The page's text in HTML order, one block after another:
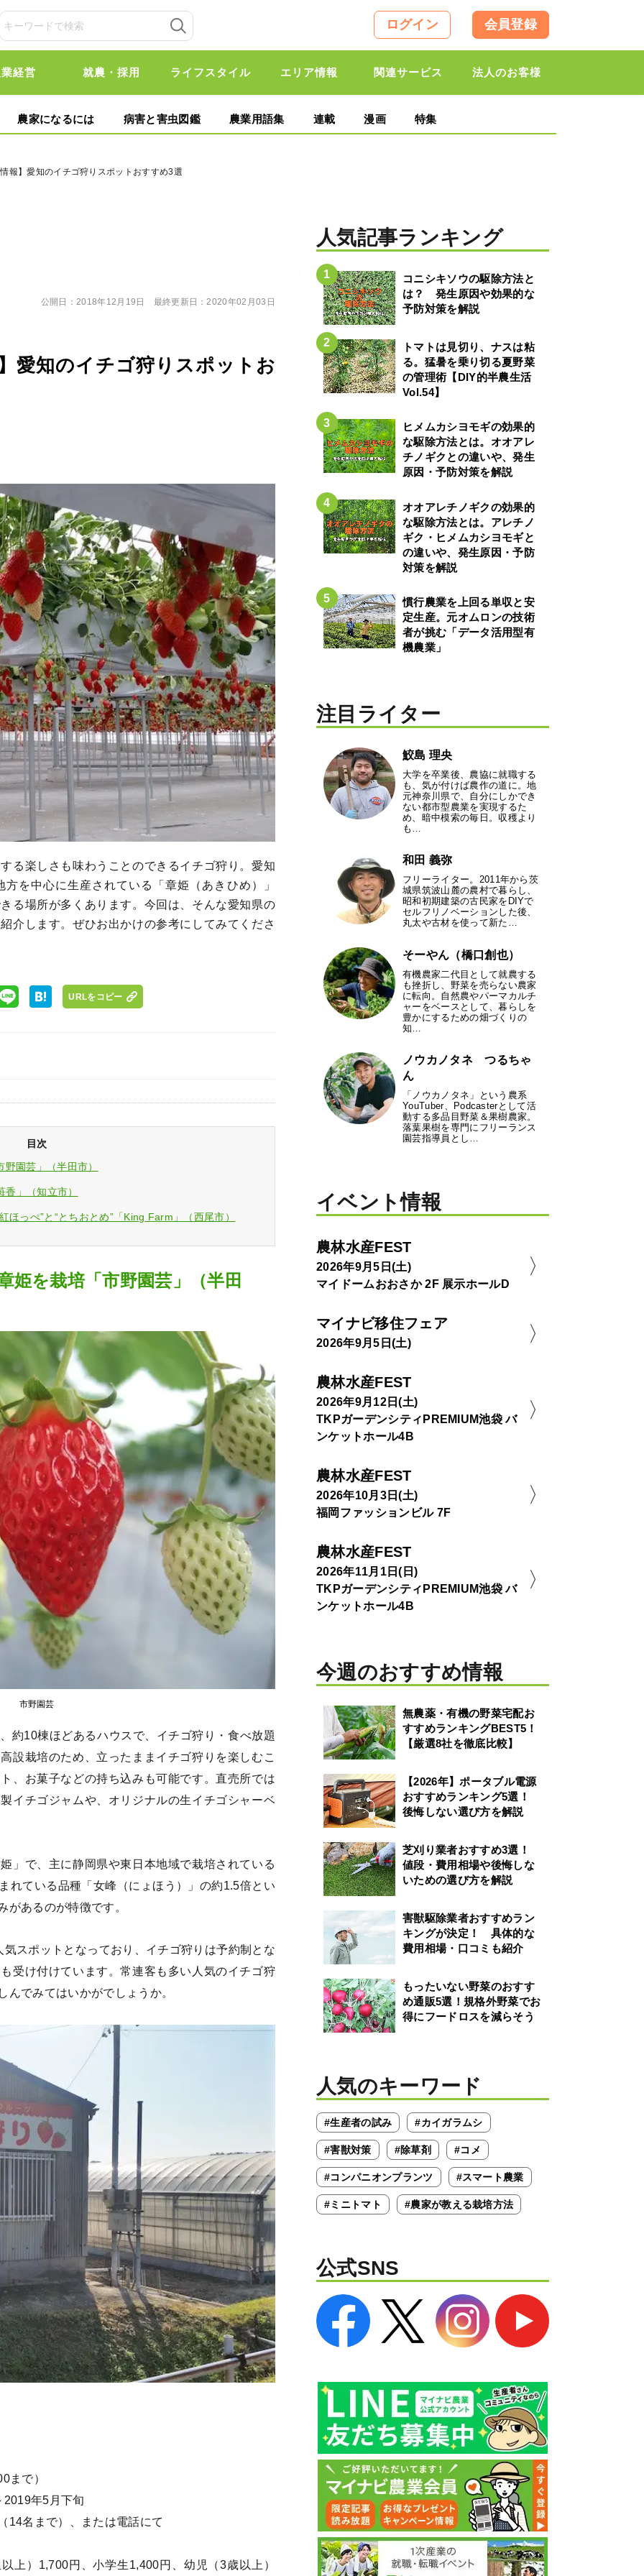
ログイン 会員登録
経営 就農・採用 ライフスタイル エリア情報 関連サービス 法人のお客様
農家になるには 病害と害虫図鑑 農業用語集 連載 漫画 特集
報】愛知のイチゴ狩りスポットおすすめ3選
愛知のイチゴ狩りスポットお
公開日：2018年12月19日 最終更新日：2020年02月03日
る楽しさも味わうことのできるイチゴ狩り。愛知
を中心に生産されている「章姫（あきひめ）」
る場所が多くあります。今回は、そんな愛知県の
介します。ぜひお出かけの参考にしてみてくださ
URLをコピー
目次
園芸」（半田市）
」（知立市）
っぺ”と“とちおとめ”「King Farm」（西尾市）
姫を栽培「市野園芸」（半田
市野園芸
約10棟ほどあるハウスで、イチゴ狩り・食べ放題
設栽培のため、立ったままイチゴ狩りを楽しむこ
、お菓子などの持ち込みも可能です。直売所では
イチゴジャムや、オリジナルの生イチゴシャーベ
」で、主に静岡県や東日本地域で栽培されている
れている品種「女峰（にょほう）」の約1.5倍とい
があるのが特徴です。
スポットとなっており、イチゴ狩りは予約制とな
受け付けています。常連客も多い人気のイチゴ狩
でみてはいかがでしょうか。
まで）
年5月下旬
14名まで）、または電話にて
上）1,700円、小学生1,400円、幼児（3歳以上）
人気記事ランキング
コニシキソウの駆除方法と
は？ 発生原因や効果的な
予防対策を解説
トマトは見切り、ナスは粘
る。猛暑を乗り切る夏野菜
の管理術【DIY的半農生活
Vol.54】
ヒメムカシヨモギの効果的
な駆除方法とは。オオアレ
チノギクとの違いや、発生
原因・予防対策を解説
オオアレチノギクの効果的
な駆除方法とは。アレチノ
ギク・ヒメムカシヨモギと
の違いや、発生原因・予防
対策を解説
慣行農業を上回る単収と安
定生産。元オムロンの技術
者が挑む「データ活用型有
機農業」
注目ライター
鮫島 理央
大学を卒業後、農協に就職する
も、気が付けば農作の道に。地
元神奈川県で、自分にしかでき
ない都市型農業を実現するた
め、暗中模索の毎日。収穫より
も…
和田 義弥
フリーライター。2011年から茨
城県筑波山麓の農村で暮らし、
昭和初期建築の古民家をDIYで
セルフリノベーションした後、
丸太や古材を使って新た…
そーやん（橋口創也）
有機農家二代目として就農する
も挫折し、野菜を売らない農家
に転向。自然農やパーマカルチ
ャーをベースとして、暮らしを
豊かにするための畑づくりの
知…
ノウカノタネ つるちゃ
ん
「ノウカノタネ」という農系
YouTuber、Podcasterとして活
動する多品目野菜＆果樹農家。
落葉果樹を専門にフリーランス
園芸指導員とし…
イベント情報
農林水産FEST
2026年9月5日(土)
マイドームおおさか 2F 展示ホールD
マイナビ移住フェア
2026年9月5日(土)
農林水産FEST
2026年9月12日(土)
TKPガーデンシティPREMIUM池袋 バ
ンケットホール4B
農林水産FEST
2026年10月3日(土)
福岡ファッションビル 7F
農林水産FEST
2026年11月1日(日)
TKPガーデンシティPREMIUM池袋 バ
ンケットホール4B
今週のおすすめ情報
無農薬・有機の野菜宅配お
すすめランキングBEST5！
【厳選8社を徹底比較】
【2026年】ポータブル電源
おすすめランキング5選！
後悔しない選び方を解説
芝刈り業者おすすめ3選！
値段・費用相場や後悔しな
いための選び方を解説
害獣駆除業者おすすめラン
キングが決定！ 具体的な
費用相場・口コミも紹介
もったいない野菜のおすす
め通販5選！規格外野菜でお
得にフードロスを減らそう
人気のキーワード
#生産者の試み #カイガラムシ
#害獣対策 #除草剤 #コメ
#コンパニオンプランツ #スマート農業
#ミニトマト #農家が教える栽培方法
公式SNS